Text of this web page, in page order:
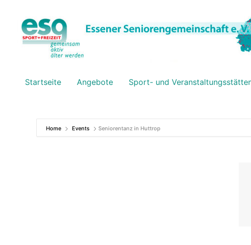
springen
Startseite Angebote Sport- und
Home Events Seniorentanz in Huttrop